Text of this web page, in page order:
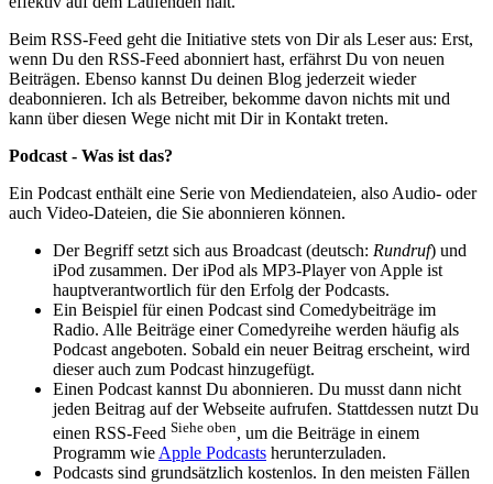
Beim RSS-Feed geht die Initiative stets von Dir als Leser aus: Erst,
wenn Du den RSS-Feed abonniert hast, erfährst Du von neuen
Beiträgen. Ebenso kannst Du deinen Blog jederzeit wieder
deabonnieren. Ich als Betreiber, bekomme davon nichts mit und
kann über diesen Wege nicht mit Dir in Kontakt treten.
Podcast - Was ist das?
Ein Podcast enthält eine Serie von Mediendateien, also Audio- oder
auch Video-Dateien, die Sie abonnieren können.
Der Begriff setzt sich aus Broadcast (deutsch: Rundruf) und
iPod zusammen. Der iPod als MP3-Player von Apple ist
hauptverantwortlich für den Erfolg der Podcasts.
Ein Beispiel für einen Podcast sind Comedybeiträge im
Radio. Alle Beiträge einer Comedyreihe werden häufig als
Podcast angeboten. Sobald ein neuer Beitrag erscheint, wird
dieser auch zum Podcast hinzugefügt.
Einen Podcast kannst Du abonnieren. Du musst dann nicht
jeden Beitrag auf der Webseite aufrufen. Stattdessen nutzt Du
einen RSS-Feed Siehe oben, um die Beiträge in einem
Programm wie Apple Podcasts herunterzuladen.
Podcasts sind grundsätzlich kostenlos. In den meisten Fällen